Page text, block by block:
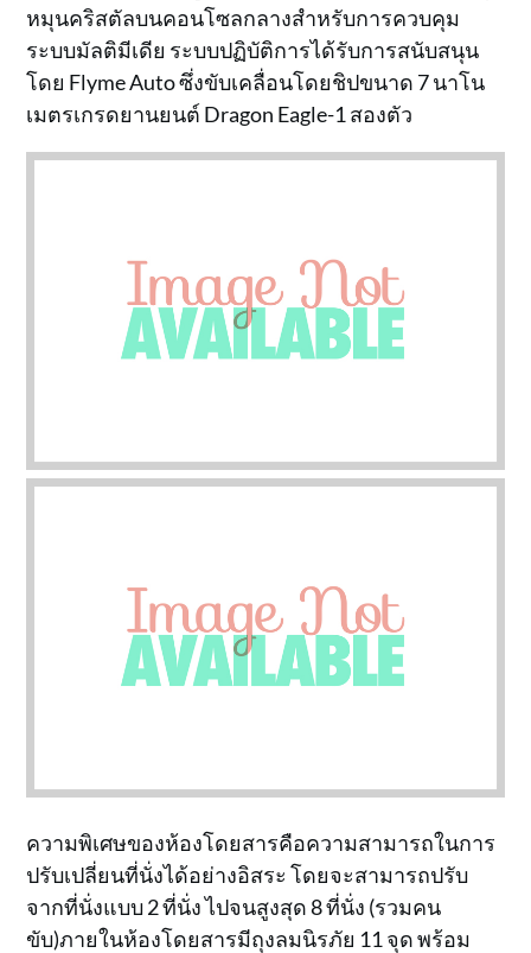
หมุนคริสตัลบนคอนโซลกลางสำหรับการควบคุม
ระบบมัลติมีเดีย ระบบปฏิบัติการได้รับการสนับสนุน
โดย Flyme Auto ซึ่งขับเคลื่อนโดยชิปขนาด 7 นาโน
เมตรเกรดยานยนต์ Dragon Eagle-1 สองตัว
ความพิเศษของห้องโดยสารคือความสามารถในการ
ปรับเปลี่ยนที่นั่งได้อย่างอิสระ โดยจะสามารถปรับ
จากที่นั่งแบบ 2 ที่นั่ง ไปจนสูงสุด 8 ที่นั่ง (รวมคน
ขับ)ภายในห้องโดยสารมีถุงลมนิรภัย 11 จุด พร้อม